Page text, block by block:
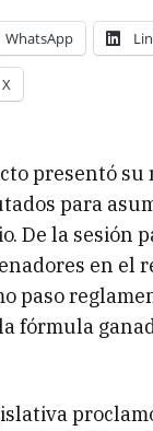
WhatsApp
X
presentó su
para
De la sesión
en el
paso
fórmula